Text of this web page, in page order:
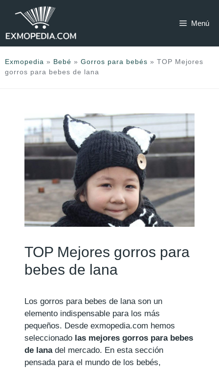
Menú
Exmopedia » Bebé » Gorros para bebés » TOP Mejores
gorros para bebes de lana
TOP Mejores gorros para
bebes de lana
Los gorros para bebes de lana son un
elemento indispensable para los más
pequeños. Desde exmopedia.com hemos
seleccionado las mejores gorros para bebes
de lanadel mercado. En esta sección
pensada para el mundo de los bebés,